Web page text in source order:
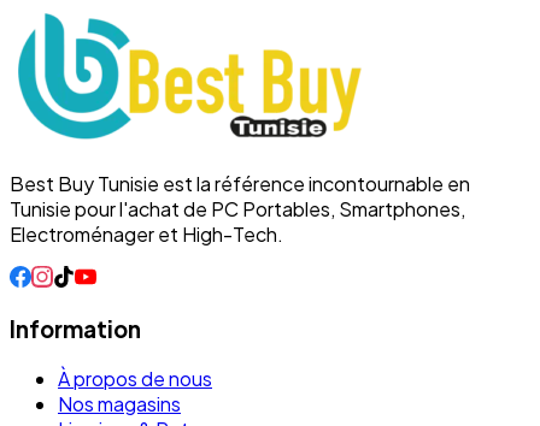
Best Buy Tunisie est la référence incontournable en
Tunisie pour l'achat de PC Portables, Smartphones,
Electroménager et High-Tech.
Information
À propos de nous
Nos magasins